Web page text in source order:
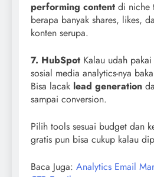
performing content di niche
berapa banyak shares, likes,
konten serupa.
7. HubSpot Kalau udah
sosial media analytics-nya
Bisa lacak lead generation
sampai conversion.
Pilih tools sesuai budget dan
gratis pun bisa cukup kalau
Baca Juga: Analytics Email